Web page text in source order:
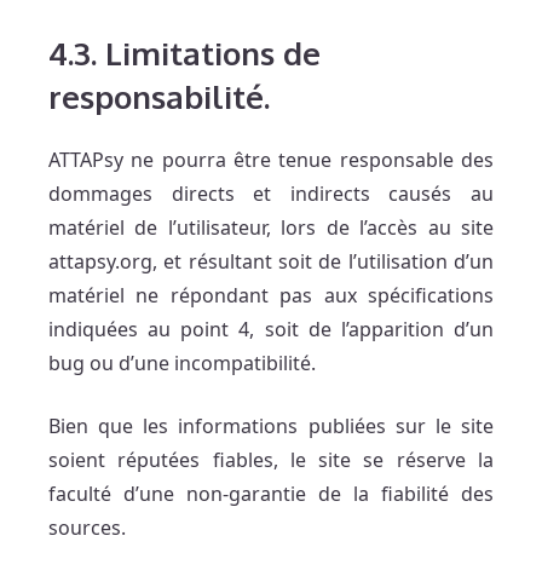
4.3. Limitations de
responsabilité.
ATTAPsy ne pourra être tenue responsable des
dommages directs et indirects causés au
matériel de l’utilisateur, lors de l’accès au site
attapsy.org, et résultant soit de l’utilisation d’un
matériel ne répondant pas aux spécifications
indiquées au point 4, soit de l’apparition d’un
bug ou d’une incompatibilité.
Bien que les informations publiées sur le site
soient réputées fiables, le site se réserve la
faculté d’une non-garantie de la fiabilité des
sources.